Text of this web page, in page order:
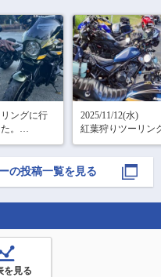
ングに行
。
ンバーグ
→飯高の道
から食べ
ツベリ
ー
2025/11/12(水)
紅葉狩りツーリン
根
久しぶりの女子ツ
テンションMAXで
そのくせ集合時間
の投稿一覧を見る
を見る